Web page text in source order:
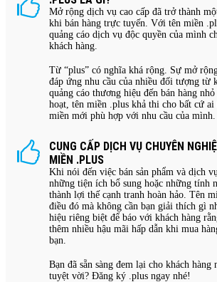
Mở rộng dịch vụ cao cấp đã trở thành
khi bán hàng trực tuyến. Với tên miền
quảng cáo dịch vụ độc quyền của mình
khách hàng.
Từ “plus” có nghĩa khá rộng. Sự mở
đáp ứng nhu cầu của nhiều đối tượng từ
quảng cáo thương hiệu đến bán hàng
hoạt, tên miền .plus khả thi cho bất cứ
miền mới phù hợp với nhu cầu của mình.
CUNG CẤP DỊCH VỤ CHUYÊN
MIỀN .PLUS
Khi nói đến việc bán sản phẩm và dịch
những tiện ích bổ sung hoặc những tính
thành lợi thế cạnh tranh hoàn hảo. Tên
điều đó mà không cần bạn giải thích gì
hiệu riêng biệt để báo với khách hàng
thêm nhiều hậu mãi hấp dẫn khi mua
bạn.
Bạn đã sẵn sàng đem lại cho khách
tuyệt vời? Đăng ký .plus ngay nhé!